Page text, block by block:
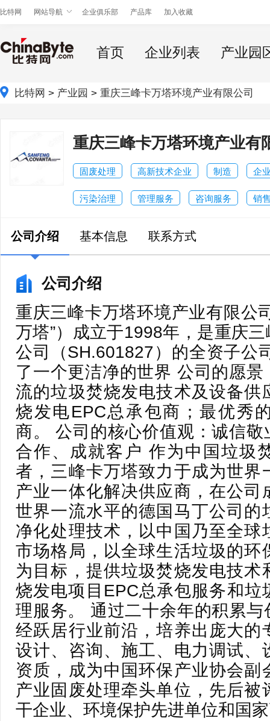
比特网 网站导航 企业俱乐部 产品库 加入收藏
首页 企业列表 产业园
比特网 > 产业园 > 重庆三峰卡万塔环境产业有限公司
重庆三峰卡万塔环境产业有
固废处理 高新技术企业 制造 企
污染治理 管理服务 咨询服务 销
公司介绍 基本信息 联系方式
公司介绍
重庆三峰卡万塔环境产业有限公
万塔”）成立于1998年，是重庆
公司（SH.601827）的全资子公
了一个更洁净的世界 公司的愿
流的垃圾焚烧发电技术及设备供
烧发电EPC总承包商；最优秀
商。 公司的核心价值观：诚信
合作、成就客户 作为中国垃圾
者，三峰卡万塔致力于成为世界
产业一体化解决供应商，在公司
世界一流水平的德国马丁公司的
净化处理技术，以中国乃至全球
市场格局，以全球生活垃圾的环
为目标，提供垃圾焚烧发电技术
烧发电项目EPC总承包服务和垃
理服务。 通过二十余年的积累
经跃居行业前沿，培养出庞大的
设计、咨询、施工、电力调试、
资质，成为中国环保产业协会副
产业固废处理牵头单位，先后被
干企业、环境保护先进单位和国